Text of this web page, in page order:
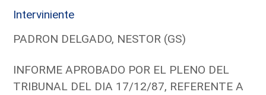
Interviniente
PADRON DELGADO, NESTOR (GS)
INFORME APROBADO POR EL PLENO DEL
TRIBUNAL DEL DIA 17/12/87, REFERENTE A